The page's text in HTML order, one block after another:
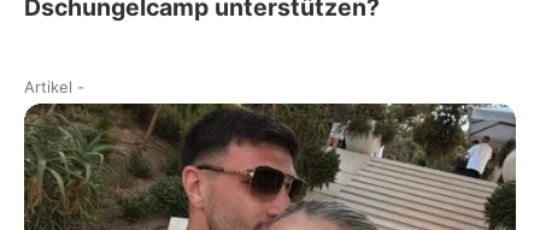
Dschungelcamp unterstützen?
Artikel -